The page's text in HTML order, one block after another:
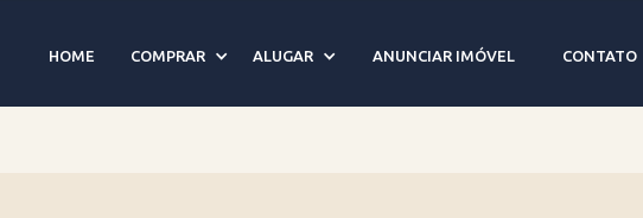
HOME COMPRAR ALUGAR ANUNCIAR IMÓVEL CONTATO